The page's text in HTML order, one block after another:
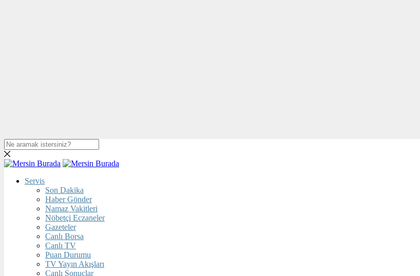
Servis
Son Dakika
Haber Gönder
Namaz Vakitleri
Nöbetçi Eczaneler
Gazeteler
Canlı Borsa
Canlı TV
Puan Durumu
TV Yayın Akışları
Canlı Sonuçlar